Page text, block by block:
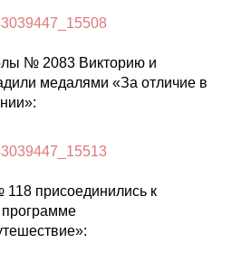
№ 2083 Викторию и
медалями «За отличие в
присоединились к
программе